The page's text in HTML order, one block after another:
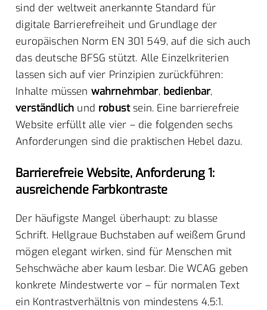
sind der weltweit anerkannte Standard für
digitale Barrierefreiheit und Grundlage der
europäischen Norm EN 301 549, auf die sich auch
das deutsche BFSG stützt. Alle Einzelkriterien
lassen sich auf vier Prinzipien zurückführen:
Inhalte müssen wahrnehmbar, bedienbar,
verständlich und robustsein. Eine barrierefreie
Website erfüllt alle vier – die folgenden sechs
Anforderungen sind die praktischen Hebel dazu.
Barrierefreie Website, Anforderung 1:
ausreichende Farbkontraste
Der häufigste Mangel überhaupt: zu blasse
Schrift. Hellgraue Buchstaben auf weißem Grund
mögen elegant wirken, sind für Menschen mit
Sehschwäche aber kaum lesbar. Die WCAG geben
konkrete Mindestwerte vor – für normalen Text
ein Kontrastverhältnis von mindestens 4,5:1.